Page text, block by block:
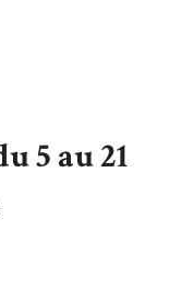
5 au 21